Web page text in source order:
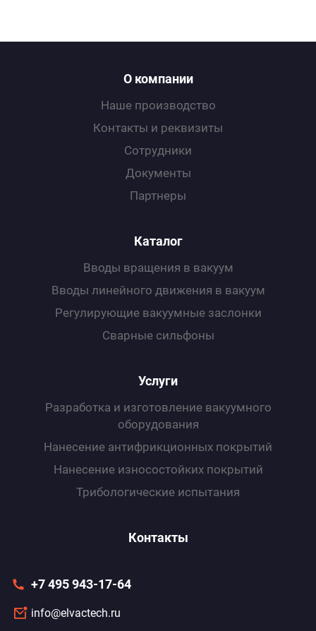
О компании
Наше производство
Контакты и реквизиты
Сотрудники
Документы
Партнеры
Каталог
Вводы вращения в вакуум
Вводы линейного движения в вакуум
Регулирующие вакуумные заслонки
Сварные сильфоны
Услуги
Разработка и изготовление вакуумного
оборудования
Нанесение антифрикционных покрытий
Нанесение износоcтойких покрытий
Трибологические испытания
Контакты
+7 495 943-17-64
info@elvactech.ru